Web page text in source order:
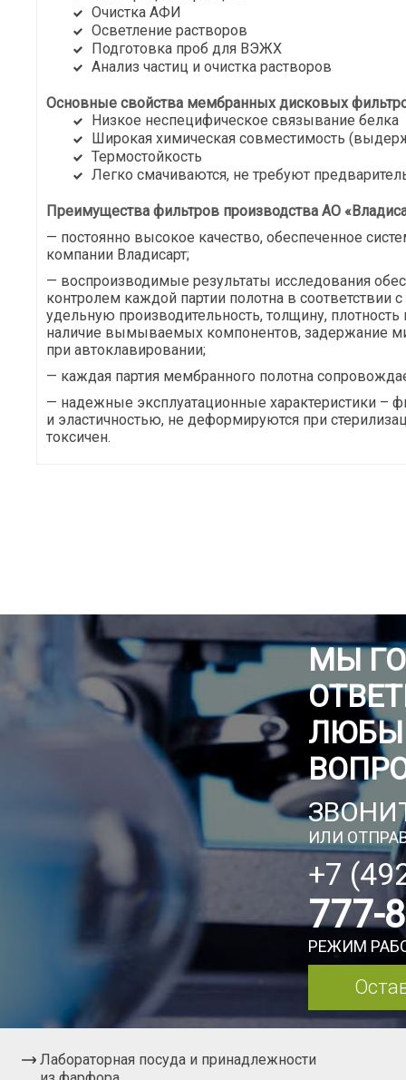
Очистка АФИ
Осветление растворов
Подготовка проб для ВЭЖХ
Анализ частиц и очистка растворов
Основные свойства мембранных дисковых
Низкое неспецифическое связывание белка
Широкая химическая совместимость
Термостойкость
Легко смачиваются, не требуют
Преимущества фильтров производства АО
— постоянно высокое качество, обеспеченное
компании Владисарт;
— воспроизводимые результаты исследования
контролем каждой партии полотна в соответствии
удельную производительность, толщину,
наличие вымываемых компонентов, задержание
при автоклавировании;
— каждая партия мембранного полотна
— надежные эксплуатационные характеристики –
и эластичностью, не деформируются при
токсичен.
МЫ
ИЛИ
+7
777-
РЕЖИМ
Лабораторная посуда и принадлежности